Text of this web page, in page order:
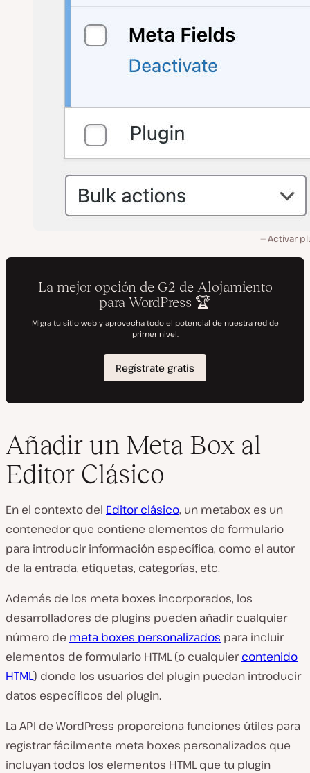
Activar
Añadir un Meta Box al
Editor Clásico
En el contexto del Editor clásico, un metabox es un
contenedor que contiene elementos de formulario
para introducir información específica, como el autor
de la entrada, etiquetas, categorías, etc.
Además de los meta boxes incorporados, los
desarrolladores de plugins pueden añadir cualquier
número de meta boxes personalizados para incluir
elementos de formulario HTML (o cualquiercontenido
HTML) donde los usuarios del plugin puedan introducir
datos específicos del plugin.
La API de WordPress proporciona funciones útiles para
registrar fácilmente meta boxes personalizados que
incluyan todos los elementos HTML que tu plugin